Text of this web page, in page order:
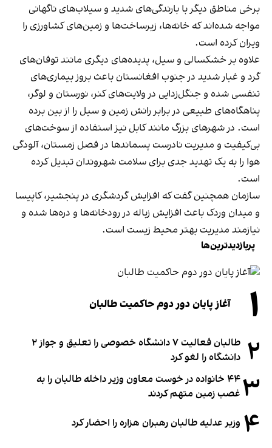
برخی مناطق دیگر با بارندگی‌های شدید و سیلاب‌های ناگهانی
مواجه شده‌اند که خانه‌ها، زیرساخت‌ها و زمین‌های کشاورزی را
ویران کرده است.
علاوه بر خشکسالی و سیل، پدیده‌های دیگری مانند توفان‌های
گرد و غبار شدید در جنوب افغانستان باعث بروز بیماری‌های
تنفسی شده و جنگل‌زدایی در ولایت‌های کنر، نورستان و لوگر،
پناهگاه‌های طبیعی در برابر رانش زمین و سیل را از بین برده
است. در شهرهای بزرگ مانند کابل نیز استفاده از سوخت‌های
بی‌کیفیت و مدیریت نادرست پسماندها در فصل زمستان، آلودگی
هوا را به یک تهدید جدی برای سلامت شهروندان تبدیل کرده
است.
سازمان همچنین گفت که افزایش گردشگری در پنجشیر، کاپیسا
و میدان وردک باعث افزایش زباله در رودخانه‌ها و دره‌ها شده و
نیازمند مدیریت بهتر محیط زیست است.
پربازدیدترین‌ها
۱ آغاز پایان دور دوم حاکمیت طالبان
۲
طالبان فعالیت ۷ دانشگاه خصوصی را تعلیق و جواز ۲
دانشگاه را لغو کرد
۳
۴۴ خانواده در خوست معاون وزیر داخله طالبان را به
غصب زمین متهم کردند
۴ وزیر عدلیه طالبان رهبران هزاره را احضار کرد